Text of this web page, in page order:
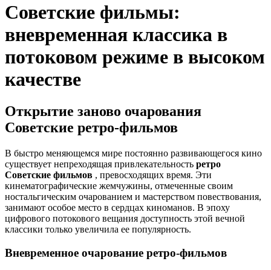
Советские фильмы:
вневременная классика в
потоковом режиме в высоком
качестве
Открытие заново очарования
Советские ретро-фильмов
В быстро меняющемся мире постоянно развивающегося кино
существует непреходящая привлекательность ретро
Советские фильмов , превосходящих время. Эти
кинематографические жемчужины, отмеченные своим
ностальгическим очарованием и мастерством повествования,
занимают особое место в сердцах киноманов. В эпоху
цифрового потокового вещания доступность этой вечной
классики только увеличила ее популярность.
Вневременное очарование ретро-фильмов